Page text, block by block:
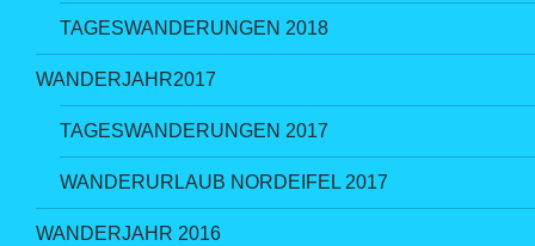
TAGESWANDERUNGEN 2018
WANDERJAHR2017
TAGESWANDERUNGEN 2017
WANDERURLAUB NORDEIFEL 2017
WANDERJAHR 2016